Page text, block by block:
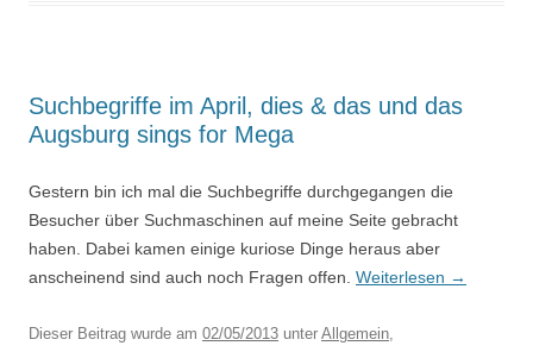
Suchbegriffe im April, dies & das und das
Augsburg sings for Mega
Gestern bin ich mal die Suchbegriffe durchgegangen die
Besucher über Suchmaschinen auf meine Seite gebracht
haben. Dabei kamen einige kuriose Dinge heraus aber
anscheinend sind auch noch Fragen offen. Weiterlesen →
Dieser Beitrag wurde am 02/05/2013 unter Allgemein,